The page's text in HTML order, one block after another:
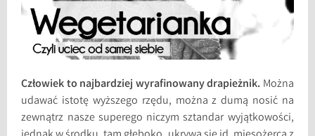
Człowiek to najbardziej wyrafinowany drapieżnik. Można
udawać istotę wyższego rzędu, można z dumą nosić na
zewnątrz nasze superego niczym sztandar wyjątkowości,